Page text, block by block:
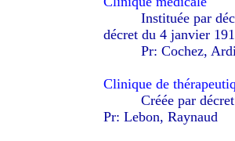
Instituée par
décret du 4 janvier
Pr: Cochez,
Clinique de
Créée par
Pr: Lebon, Raynaud